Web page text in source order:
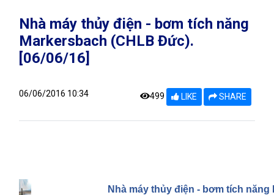
Nhà máy thủy điện - bơm tích năng
Markersbach (CHLB Đức).
[06/06/16]
06/06/2016 10:34 499 LIKE SHARE
Nhà máy thủy điện - bơm tích năng